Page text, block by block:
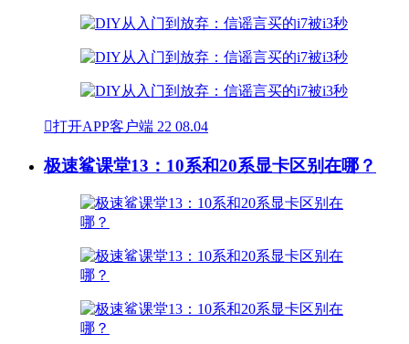
打开APP客户端 22 08.04
极速鲨课堂13：10系和20系显卡区别在哪？